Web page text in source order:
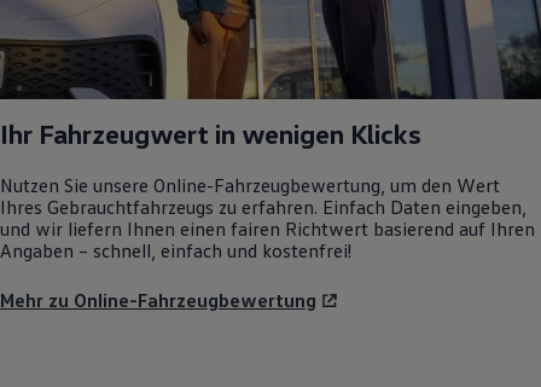
Ihr Fahrzeugwert in wenigen Klicks
Nutzen Sie unsere Online-Fahrzeugbewertung, um den Wert
Ihres Gebrauchtfahrzeugs zu erfahren. Einfach Daten eingeben,
und wir liefern Ihnen einen fairen Richtwert basierend auf Ihren
Angaben – schnell, einfach und kostenfrei!
Mehr zu Online-Fahrzeugbewertung